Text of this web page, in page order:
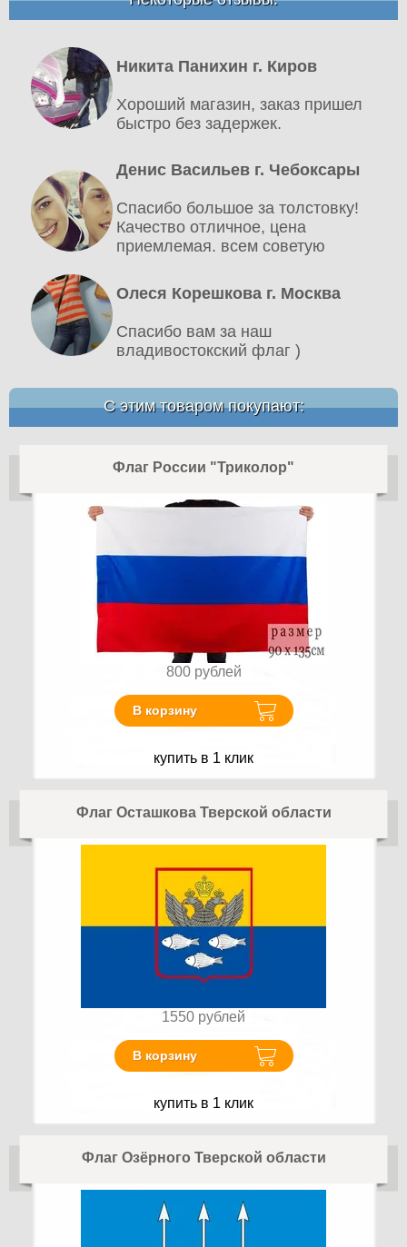
Никита Панихин г. Киров
Хороший магазин, заказ пришел
быстро без задержек.
Денис Васильев г. Чебоксары
Спасибо большое за толстовку!
Качество отличное, цена
приемлемая. всем советую
Олеся Корешкова г. Москва
Спасибо вам за наш
владивостокский флаг )
С этим товаром покупают:
Флаг России "Триколор"
800 рублей
В корзину
купить в 1 клик
Флаг Осташкова Тверской области
1550 рублей
В корзину
купить в 1 клик
Флаг Озёрного Тверской области